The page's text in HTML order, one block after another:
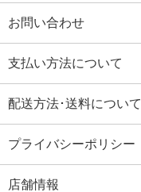
お問い合わせ
支払い方法について
配送方法･送料について
プライバシーポリシー
店舗情報